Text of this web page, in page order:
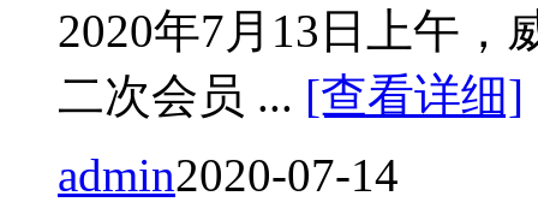
2020年7月13日上午，
二次会员 ... [查看详细]
admin2020-07-14